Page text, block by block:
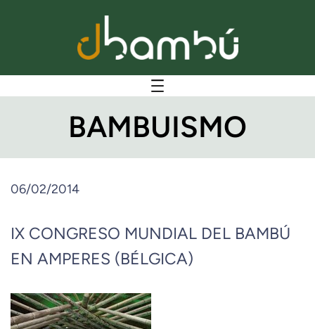
BAMBUISMO
06/02/2014
IX CONGRESO MUNDIAL DEL BAMBÚ
EN AMPERES (BÉLGICA)